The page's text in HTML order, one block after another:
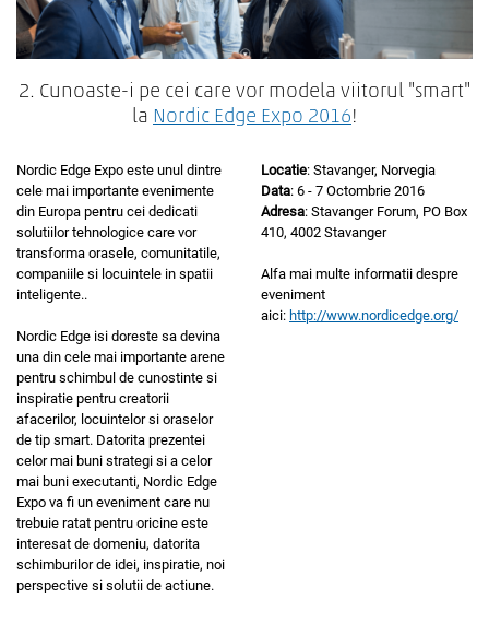
2. Cunoaste-i pe cei care vor modela viitorul "smart"
la Nordic Edge Expo 2016!
Nordic Edge Expo este unul dintre
cele mai importante evenimente
din Europa pentru cei dedicati
solutiilor tehnologice care vor
transforma orasele, comunitatile,
companiile si locuintele in spatii
inteligente..
Nordic Edge isi doreste sa devina
una din cele mai importante arene
pentru schimbul de cunostinte si
inspiratie pentru creatorii
afacerilor, locuintelor si oraselor
de tip smart. Datorita prezentei
celor mai buni strategi si a celor
mai buni executanti, Nordic Edge
Expo va fi un eveniment care nu
trebuie ratat pentru oricine este
interesat de domeniu, datorita
schimburilor de idei, inspiratie, noi
perspective si solutii de actiune.
Locatie: Stavanger, Norvegia
Data: 6 - 7 Octombrie 2016
Adresa: Stavanger Forum, PO Box
410, 4002 Stavanger
Alfa mai multe informatii despre
eveniment
aici: http://www.nordicedge.org/